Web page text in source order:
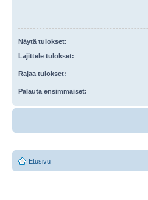
Näytä tulokset:
Lajittele tulokset:
Rajaa tulokset:
Palauta ensimmäiset:
Etusivu